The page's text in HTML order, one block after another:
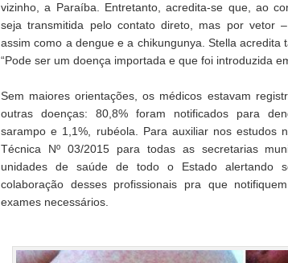
vizinho, a Paraíba. Entretanto, acredita-se que, ao
seja transmitida pelo contato direto, mas por vetor
assim como a dengue e a chikungunya. Stella acredita
“Pode ser um doença importada e que foi introduzida
Sem maiores orientações, os médicos estavam
outras doenças: 80,8% foram notificados para
sarampo e 1,1%, rubéola. Para auxiliar nos estudos
Técnica Nº 03/2015 para todas as secretarias
unidades de saúde de todo o Estado alertando
colaboração desses profissionais pra que
exames necessários.